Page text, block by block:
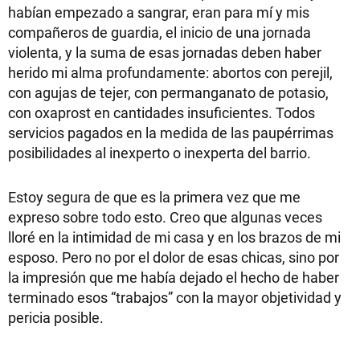
habían empezado a sangrar, eran para mí y mis
compañeros de guardia, el inicio de una jornada
violenta, y la suma de esas jornadas deben haber
herido mi alma profundamente: abortos con perejil,
con agujas de tejer, con permanganato de potasio,
con oxaprost en cantidades insuficientes. Todos
servicios pagados en la medida de las paupérrimas
posibilidades al inexperto o inexperta del barrio.
Estoy segura de que es la primera vez que me
expreso sobre todo esto. Creo que algunas veces
lloré en la intimidad de mi casa y en los brazos de mi
esposo. Pero no por el dolor de esas chicas, sino por
la impresión que me había dejado el hecho de haber
terminado esos “trabajos” con la mayor objetividad y
pericia posible.